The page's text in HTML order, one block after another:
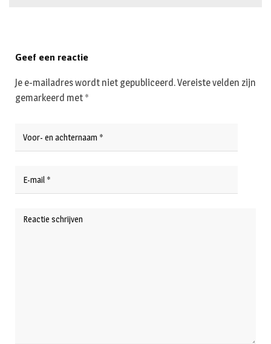
Geef een reactie
Je e-mailadres wordt niet gepubliceerd.Vereiste velden zijn
gemarkeerd met *